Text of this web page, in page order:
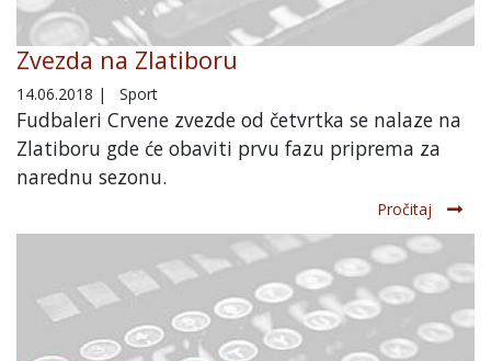
Zvezda na Zlatiboru
14.06.2018 | Sport
Fudbaleri Crvene zvezde od četvrtka se nalaze na
Zlatiboru gde će obaviti prvu fazu priprema za
narednu sezonu.
Pročitaj